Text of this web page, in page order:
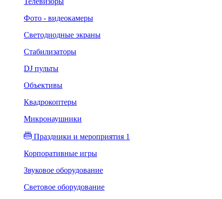
Фото - видеокамеры
Светодиодные экраны
Стабилизаторы
DJ пульты
Объективы
Квадрокоптеры
Микронаушники
Праздники и мероприятия 1
Корпоративные игры
Звуковое оборудование
Световое оборудование